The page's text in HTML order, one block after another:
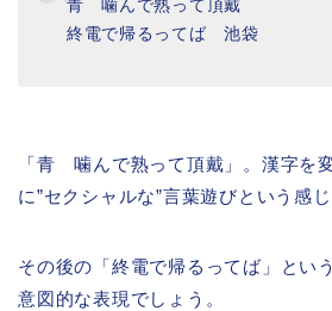
青 噛んで熟って頂戴
終電で帰るってば 池袋
「青 噛んで熟って頂戴」。漢字を
に”セクシャルな”言葉遊びという感じ
その後の「終電で帰るってば」とい
意図的な表現でしょう。